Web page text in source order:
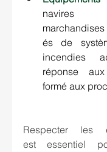
navires
marchandises
és de
incendies
réponse
formé aux
Respecter les
est essentiel